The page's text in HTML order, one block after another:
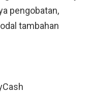
pengobatan,
tambahan